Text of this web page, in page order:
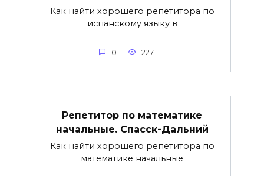
Как найти хорошего репетитора по
испанскому языку в
0 227
Репетитор по математике
начальные. Спасск-Дальний
Как найти хорошего репетитора по
математике начальные